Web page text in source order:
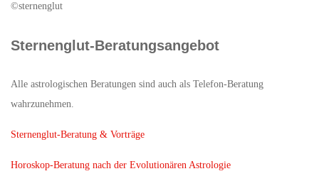
©sternenglut
Sternenglut-Beratungsangebot
Alle astrologischen Beratungen sind auch als Telefon-Beratung
wahrzunehmen.
Sternenglut-Beratung & Vorträge
Horoskop-Beratung nach der Evolutionären Astrologie